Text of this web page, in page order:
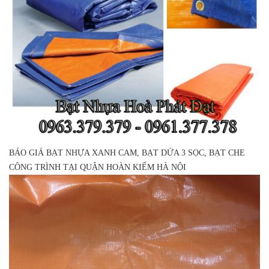
BÁO GIÁ BẠT NHỰA XANH CAM, BẠT DỨA 3 SỌC, BẠT CHE
CÔNG TRÌNH TẠI QUẬN HOÀN KIẾM HÀ NỘI